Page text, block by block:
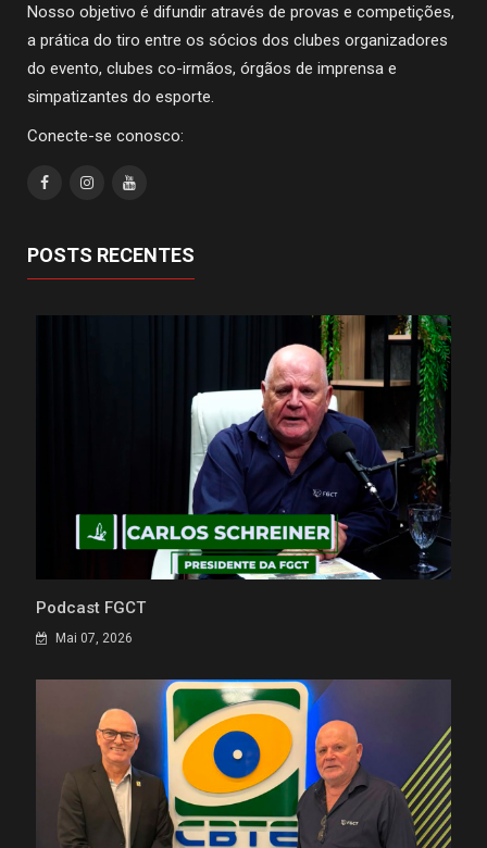
Nosso objetivo é difundir através de provas e competições,
a prática do tiro entre os sócios dos clubes organizadores
do evento, clubes co-irmãos, órgãos de imprensa e
simpatizantes do esporte.
Conecte-se conosco:
POSTS RECENTES
Podcast FGCT
Mai 07, 2026